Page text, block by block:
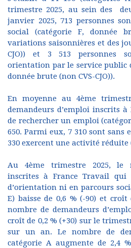
trimestre 2025, au sein des
janvier 2025, 713 personnes
social (catégorie F, donnée
variations saisonnières et des
CJO)) et 3 513 personnes
orientation par le service public
donnée brute (non CVS-CJO)).
En moyenne au 4ème
demandeurs d’emploi inscrits
de rechercher un emploi
650. Parmi eux, 7 310 sont sans
330 exercent une activité réduite
Au 4ème trimestre 2025, le
inscrites à France Travail
d’orientation ni en parcours
E) baisse de 0,6 % (-90) et
nombre de demandeurs
croît de 0,2 % (+30) sur le
sur un an. Le nombre de
catégorie A augmente de 2,4